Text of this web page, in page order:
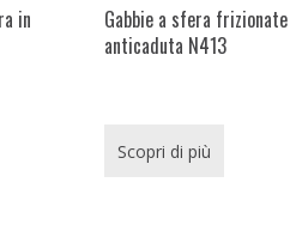
in
Gabbie a sfera frizionate
anticaduta N413
Scopri di più